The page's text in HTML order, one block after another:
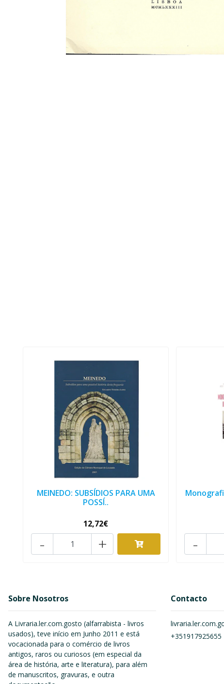
MEINEDO: SUBSÍDIOS PARA UMA
POSSÍ..
12,72€
+
- -
Sobre Nosotros
A Livraria.ler.com.gosto (alfarrabista - livros
usados), teve início em Junho 2011 e está
vocacionada para o comércio de livros
antigos, raros ou curiosos (em especial da
área de história, arte e literatura), para além
de manuscritos, gravuras, e outra
Contacto
+351917925655